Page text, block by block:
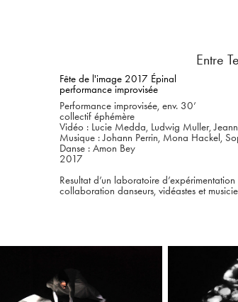
Entre
Fête de l'image 2017 Épinal
performance improvisée
Performance improvisée, env. 30’
collectif éphémère
Vidéo : Lucie Medda, Ludwig Muller,
Musique : Johann Perrin, Mona Hackel,
Danse : Amon Bey
2017
Resultat d’un laboratoire
collaboration danseurs, vidéastes et